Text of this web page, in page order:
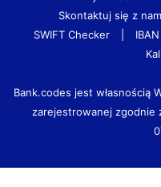
Skontaktuj się z
SWIFT Checker
Bank.codes jest własnością
zarejestrowanej zgodnie